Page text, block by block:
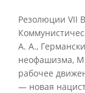
Резолюции VII
А. А.,
неофашизма,
рабочее
— новая